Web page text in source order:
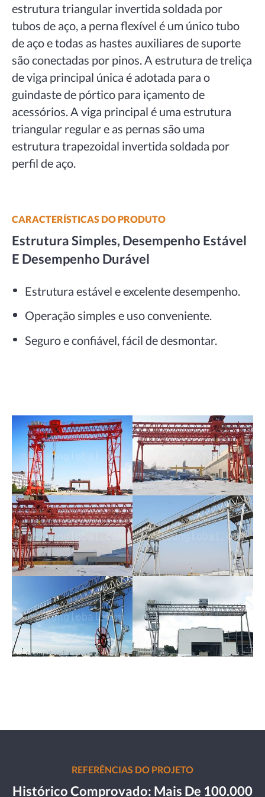
estrutura triangular invertida soldada por
tubos de aço, a perna flexível é um único tubo
de aço e todas as hastes auxiliares de suporte
são conectadas por pinos. A estrutura de treliça
de viga principal única é adotada para o
guindaste de pórtico para içamento de
acessórios. A viga principal é uma estrutura
triangular regular e as pernas são uma
estrutura trapezoidal invertida soldada por
perfil de aço.
CARACTERÍSTICAS DO PRODUTO
Estrutura Simples, Desempenho Estável
E Desempenho Durável
Estrutura estável e excelente desempenho.
Operação simples e uso conveniente.
Seguro e confiável, fácil de desmontar.
REFERÊNCIAS DO PROJETO
Histórico Comprovado: Mais De 100.000